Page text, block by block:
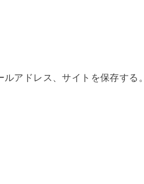
アドレス、サイトを保存する。